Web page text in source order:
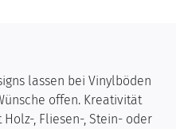
lassen bei Vinylböden
offen. Kreativität
, Fliesen-, Stein- oder